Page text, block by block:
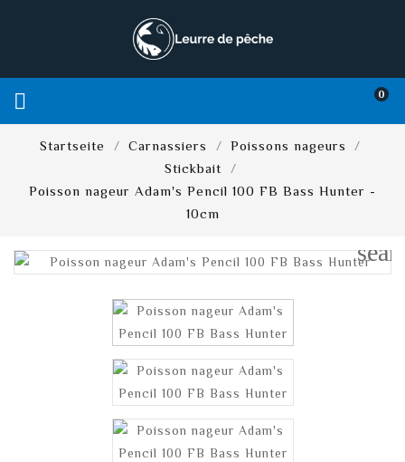
 0
Startseite Carnassiers
Poissons nageurs
Stickbait
Poisson nageur Adam's Pencil 100 FB Bass Hunter -
10cm